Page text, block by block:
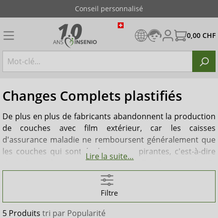
Conseil personnalisé
0,00 CHF
Changes Complets plastifiés
De plus en plus de fabricants abandonnent la production
de couches avec film extérieur, car les caisses
d'assurance maladie ne remboursent généralement que
les couches qui sont également respirantes, c'est-à-dire
dont la surface est similaire à celle d'un textile. Et
pourtant, les couches avec film extérieur continuent
d'être recherchées. Pourquoi en est-il ainsi ? Tout
d'abord, on peut dire que les couches avec film extérieur
textile sont certes aussi étanches que celles en film
Lire la suite…
Filtre
5 Produits tri par Popularité